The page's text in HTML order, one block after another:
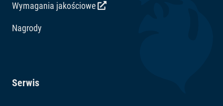
Wymagania jakościowe
Nagrody
Serwis